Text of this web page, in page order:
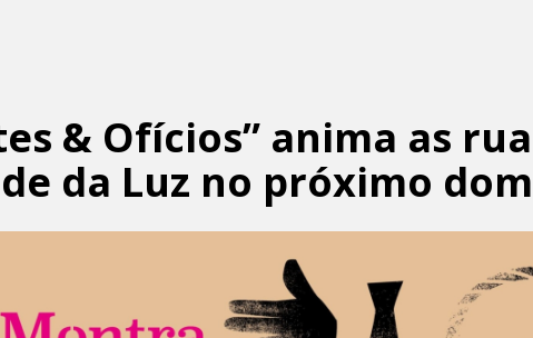
& Ofícios” anima as
da Luz no próximo